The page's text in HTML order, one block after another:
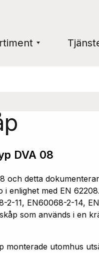
DVA 08
och detta
med EN
11, EN60068-2-14,
som används i en
monterade utomhus